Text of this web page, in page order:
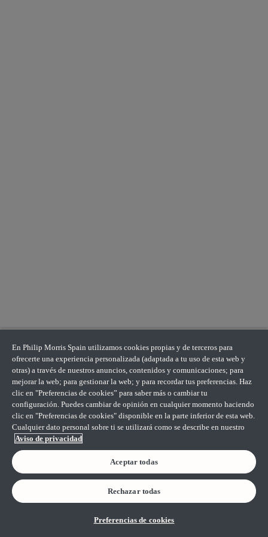
En Philip Morris Spain utilizamos cookies propias y de terceros para
ofrecerte una experiencia personalizada (adaptada a tu uso de esta web y
otras) a través de nuestros anuncios, contenidos y comunicaciones; para
mejorar la web; para gestionar la web; y para recordar tus preferencias. Haz
clic en "Preferencias de cookies” para saber más o cambiar tu
configuración. Puedes cambiar de opinión en cualquier momento haciendo
clic en "Preferencias de cookies" disponible en la parte inferior de esta web.
Cualquier dato personal sobre ti se utilizará como se describe en nuestro
Aviso de privacidad
Aceptar todas
Rechazar todas
Preferencias de cookies